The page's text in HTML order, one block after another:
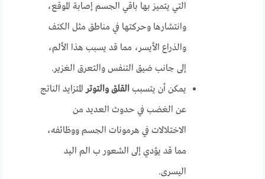
التي يتميز بها باقي الجسم إصابة الموقع،
وانتشارها وحركتها في مناطق مثل الكتف
والذراع الأيسر، مما قد يسبب هذا الألم،
إلى جانب ضيق التنفس والتعرق الغزير.
يمكن أن يتسبب القلق والتوترالمتزايد الناتج
عن الغضب في حدوث العديد من
الاختلالات في هرمونات الجسم ووظائفه،
مما قد يؤدي إلى الشعور ب الم اليد
اليسرى.